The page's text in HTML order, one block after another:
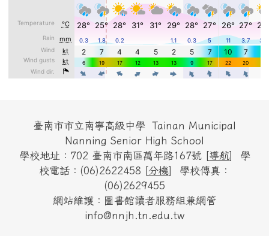
頁尾區域內容
臺南市市立南寧高級中學 Tainan Municipal
Nanning Senior High School
學校地址：702 臺南市南區萬年路167號 [導航] 學
校電話：(06)2622458 [分機] 學校傳真：
(06)2629455
網站維護：圖書館讀者服務組兼網管
info@nnjh.tn.edu.tw